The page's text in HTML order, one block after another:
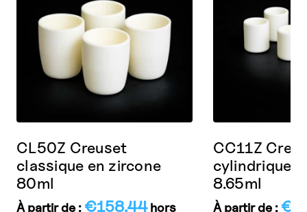
CL50Z Creuset
classique en zircone
80ml
À partir de : €158.44hors
CC11Z
cylindrique
8.65ml
À partir de : €